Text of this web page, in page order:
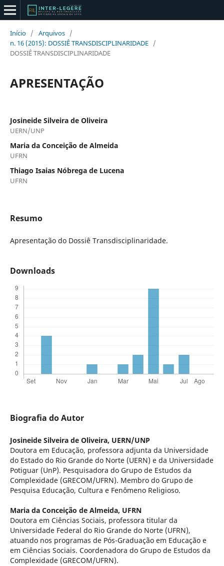
Início / Arquivos /
n. 16 (2015): DOSSIÊ TRANSDISCIPLINARIDADE /
DOSSIÊ TRANSDISCIPLINARIDADE
APRESENTAÇÃO
Josineide Silveira de Oliveira
UERN/UNP
Maria da Conceição de Almeida
UFRN
Thiago Isaias Nóbrega de Lucena
UFRN
Resumo
Apresentação do Dossiê Transdisciplinaridade.
Downloads
Biografia do Autor
Josineide Silveira de Oliveira, UERN/UNP
Doutora em Educação, professora adjunta da Universidade
do Estado do Rio Grande do Norte (UERN) e da Universidade
Potiguar (UnP). Pesquisadora do Grupo de Estudos da
Complexidade (GRECOM/UFRN). Membro do Grupo de
Pesquisa Educação, Cultura e Fenômeno Religioso.
Maria da Conceição de Almeida, UFRN
Doutora em Ciências Sociais, professora titular da
Universidade Federal do Rio Grande do Norte (UFRN),
atuando nos programas de Pós-Graduação em Educação e
em Ciências Sociais. Coordenadora do Grupo de Estudos da
Complexidade (GRECOM/UFRN).